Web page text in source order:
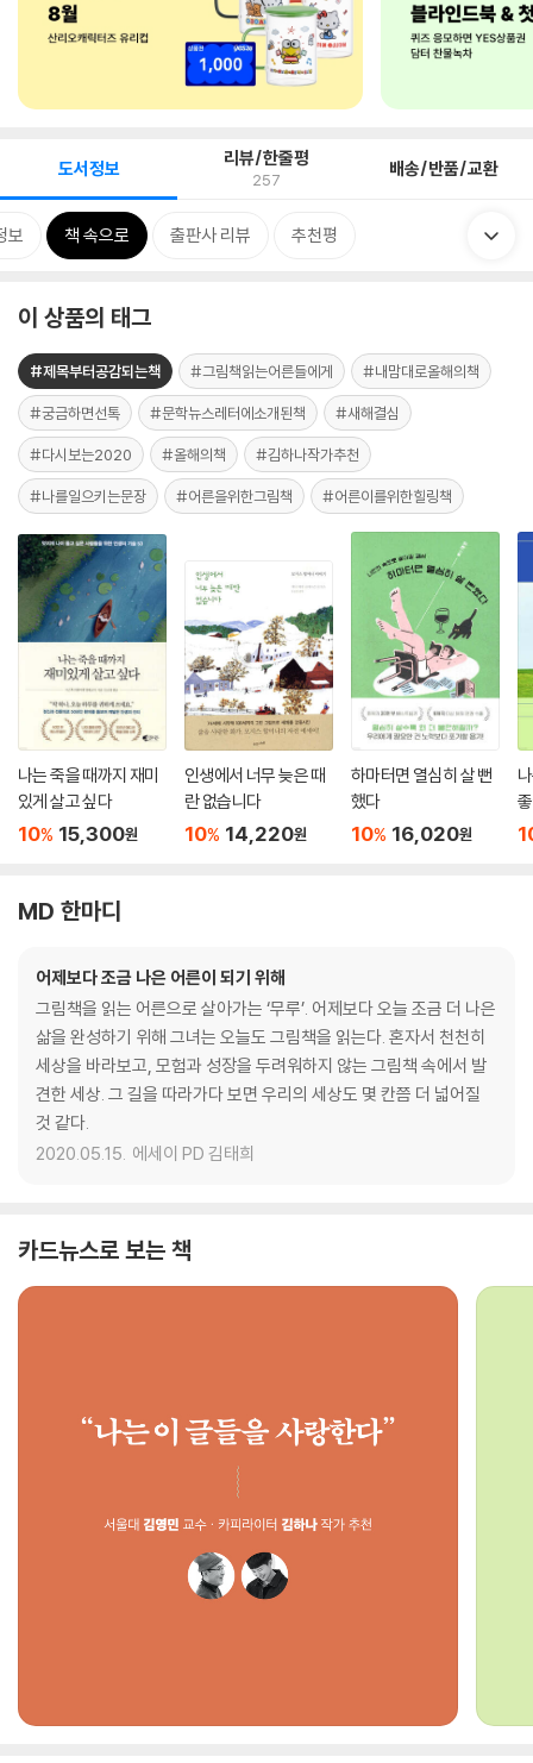
도서정보 리뷰/한줄평
257 배송/반품/교환
보 책 속으로 출판사 리뷰 추천평
이 상품의 태그
#제목부터공감되는책 #그림책읽는어른들에게 #내맘대로올해의책
#궁금하면선톡 #문학뉴스레터에소개된책 #새해결심
#다시보는2020 #올해의책 #김하나작가추천
#나를일으키는문장 #어른을위한그림책 #어른이를위한힐링책
나는 죽을 때까지 재미
있게 살고 싶다
10% 15,300원
인생에서 너무 늦은 때
란 없습니다
10% 14,220원
하마터면 열심히 살 뻔
했다
10% 16,020원
MD 한마디
어제보다 조금 나은 어른이 되기 위해
그림책을 읽는 어른으로 살아가는 ‘무루’. 어제보다 오늘 조금 더 나은
삶을 완성하기 위해 그녀는 오늘도 그림책을 읽는다. 혼자서 천천히
세상을 바라보고, 모험과 성장을 두려워하지 않는 그림책 속에서 발
견한 세상. 그 길을 따라가다 보면 우리의 세상도 몇 칸쯤 더 넓어질
것 같다.
2020.05.15. 에세이 PD 김태희
카드뉴스로 보는 책